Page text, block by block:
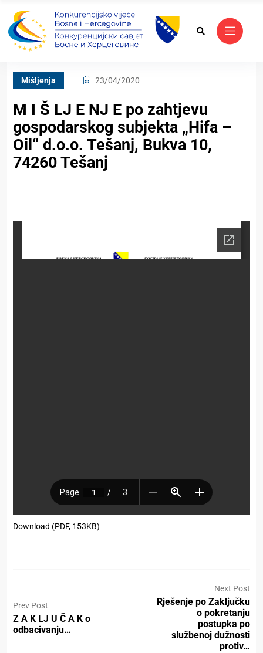
Mišljenja 23/04/2020
M I Š LJ E NJ E po zahtjevu
gospodarskog subjekta „Hifa –
Oil“ d.o.o. Tešanj, Bukva 10,
74260 Tešanj
Download (PDF, 153KB)
Prev Post
Z A K LJ U Č A K o
odbacivanju…
Next Post
Rješenje po Zaključku
o pokretanju
postupka po
službenoj dužnosti
protiv…